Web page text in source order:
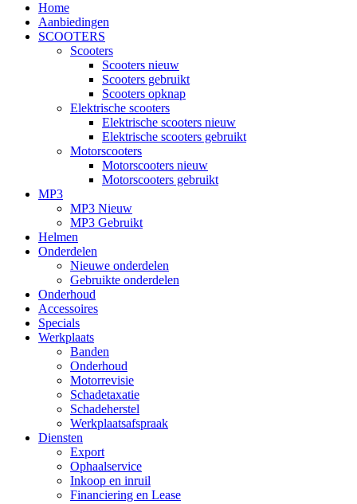
Home
Aanbiedingen
SCOOTERS
Scooters
Scooters nieuw
Scooters gebruikt
Scooters opknap
Elektrische scooters
Elektrische scooters nieuw
Elektrische scooters gebruikt
Motorscooters
Motorscooters nieuw
Motorscooters gebruikt
MP3
MP3 Nieuw
MP3 Gebruikt
Helmen
Onderdelen
Nieuwe onderdelen
Gebruikte onderdelen
Onderhoud
Accessoires
Specials
Werkplaats
Banden
Onderhoud
Motorrevisie
Schadetaxatie
Schadeherstel
Werkplaatsafspraak
Diensten
Export
Ophaalservice
Inkoop en inruil
Financiering en Lease